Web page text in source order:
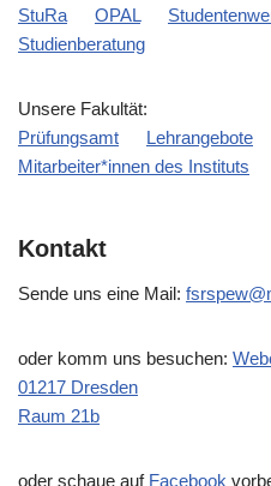
StuRa
OPAL
Studienberatung
Unsere Fakultät:
Prüfungsamt
Lehrangebote
Mitarbeiter*innen des Instituts
Kontakt
Sende uns eine Mail:
oder komm uns besuchen:
01217 Dresden
Raum 21b
oder schaue auf Facebook